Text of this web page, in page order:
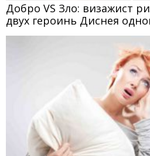
Добро VS Зло: визажист
двух героинь Диснея